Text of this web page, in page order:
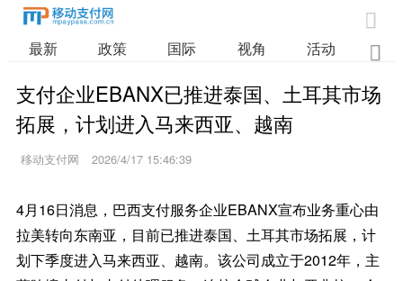

最新 政策 国际 视角 活动 业

支付企业EBANX已推进泰国、土耳其市场
拓展，计划进入马来西亚、越南
移动支付网 2026/4/17 15:46:39
4月16日消息，巴西支付服务企业EBANX宣布业务重心由
拉美转向东南亚，目前已推进泰国、土耳其市场拓展，计
划下季度进入马来西亚、越南。该公司成立于2012年，主